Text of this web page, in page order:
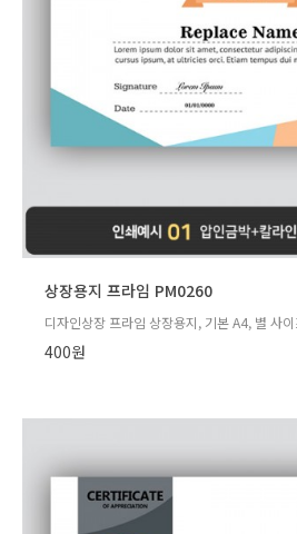
상장용지 프라임 PM0260
디자인상장 프라임 상장용지, 기본 A4, 별 사
400원